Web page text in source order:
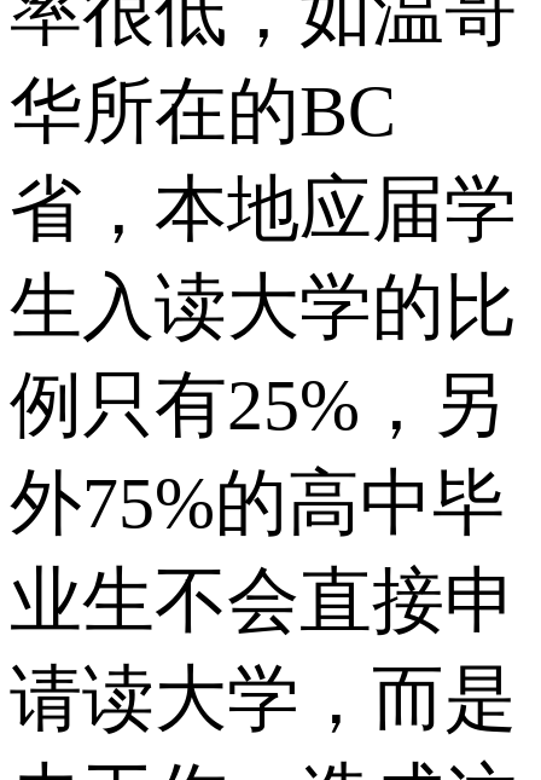
华所在的BC
省，本地应届学
生入读大学的比
例只有25%，另
外75%的高中毕
业生不会直接申
请读大学，而是